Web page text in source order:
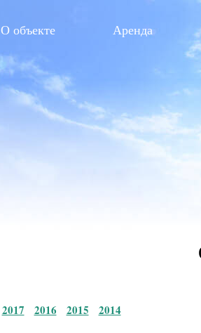
О объекте Аренда
2017 2016 2015 2014